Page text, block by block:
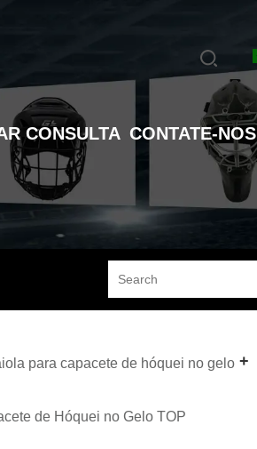
CONSULTA CONTATE-NOS
para capacete de hóquei no gelo
de Hóquei no Gelo TOP